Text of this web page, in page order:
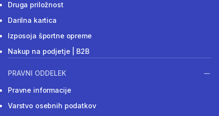
Druga priložnost
Darilna kartica
Izposoja športne opreme
Nakup na podjetje | B2B
PRAVNI ODDELEK
Pravne informacije
Varstvo osebnih podatkov